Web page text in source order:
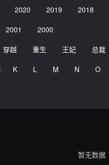
2020 2019 2018
2001
2000
穿越 重生 王妃 总裁
K L M N O
暂无数据